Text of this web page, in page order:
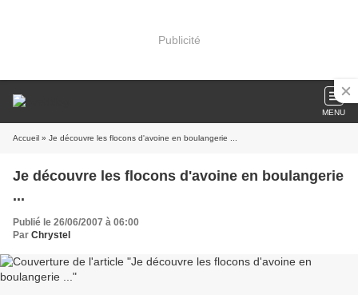
Publicité
MENU
Accueil » Je découvre les flocons d'avoine en boulangerie ...
Je découvre les flocons d'avoine en boulangerie
...
Publié le 26/06/2007 à 06:00
Par Chrystel